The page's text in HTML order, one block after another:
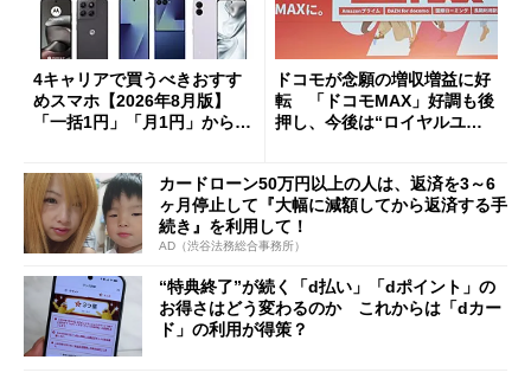
4キャリアで買うべきおすす
めスマホ【2026年8月版】
「一括1円」「月1円」からお
ドコモが念願の増収増益に好
転 「ドコモMAX」好調も後
押し、今後は“ロイヤルユー
カードローン50万円以上の人は、返済を3～6
ヶ月停止して『大幅に減額してから返済する手
続き』を利用して！
AD（渋谷法務総合事務所）
“特典終了”が続く「d払い」「dポイント」の
お得さはどう変わるのか これからは「dカー
ド」の利用が得策？